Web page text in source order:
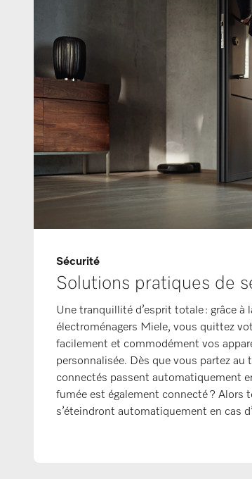
Sécurité
Solutions pratiques de
Une tranquillité d’esprit totale : grâce à
électroménagers Miele, vous quittez
facilement et commodément vos
personnalisée. Dès que vous partez
connectés passent automatiquement
fumée est également connecté ? Alors
s’éteindront automatiquement en cas